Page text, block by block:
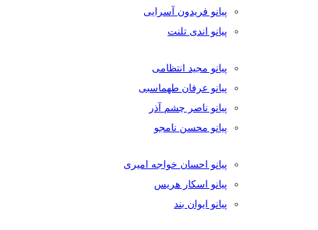
پیانو فریدون آسرایی
پیانو اندی تلنت
پیانو مجید انتظامی
پیانو عرفان طهماسبی
پیانو ناصر چشم آذر
پیانو محسن نامجو
پیانو احسان خواجه امیری
پیانو اسکار هریس
پیانو ایوان بند